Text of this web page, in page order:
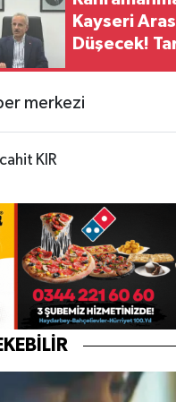
Kayseri
Düşecek!
merkezi
KIR